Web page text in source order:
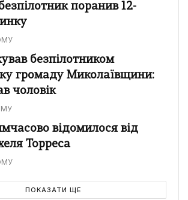
поранив 12-
безпілотником
громаду Миколаївщини:
чоловік
відомилося від
Торреса
ПОКАЗАТИ ЩЕ